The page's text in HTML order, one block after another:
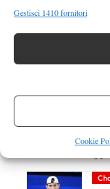
Gestisci 1410 fornitori
Cookie
Masters 1000